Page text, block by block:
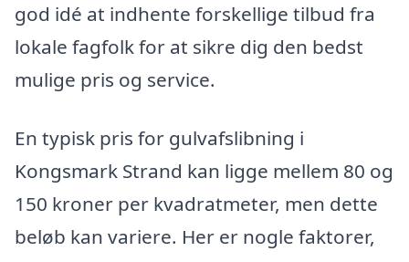
god idé at indhente forskellige tilbud fra
lokale fagfolk for at sikre dig den bedst
mulige pris og service.
En typisk pris for gulvafslibning i
Kongsmark Strand kan ligge mellem 80 og
150 kroner per kvadratmeter, men dette
beløb kan variere. Her er nogle faktorer,